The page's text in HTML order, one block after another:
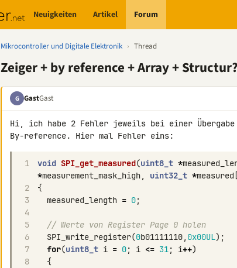
Neuigkeiten Artikel Forum
Mikrocontroller und Digitale Elektronik › Thread
Zeiger + by reference + Array +
G GastGast
Hi, ich habe 2 Fehler jeweils bei einer Übergabe
1 void SPI_get_measured(uint8_t *
*measurement_mask_high, uint32_t *measured
2
{
3
measured_length = 0;
4
5
// Werte von Register Page 0 holen
6
SPI_write_register(0b01111110, 0x00UL);
7
for(uint8_t i = 0; i <= 31; i++)
8
{